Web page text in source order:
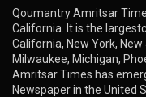
Qoumantry Amritsar
California. It is the
California, New York,
Milwaukee, Michigan,
Amritsar Times has
Newspaper in the United